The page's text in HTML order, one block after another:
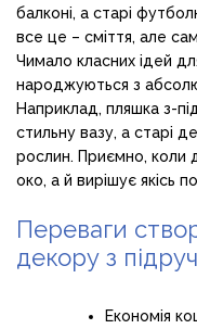
балконі, а старі
все це – сміття, але
Чимало класних ідей
народжуються з
Наприклад, пляшка з-
стильну вазу, а старі
рослин. Приємно, коли
око, а й вирішує якісь
Переваги
декору з
Економія